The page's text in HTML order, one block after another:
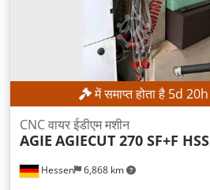
में समाप्त होता है 5d 20h
Hessen 6,868 km
CNC वायर ईडीएम मशीन
AGIE AGIECUT 270 SF+F HSS